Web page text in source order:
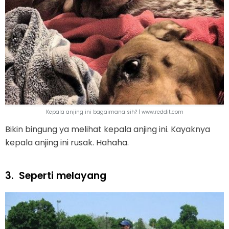
Kepala anjing ini bagaimana sih? | www.reddit.com
Bikin bingung ya melihat kepala anjing ini. Kayaknya
kepala anjing ini rusak. Hahaha.
3. Seperti melayang